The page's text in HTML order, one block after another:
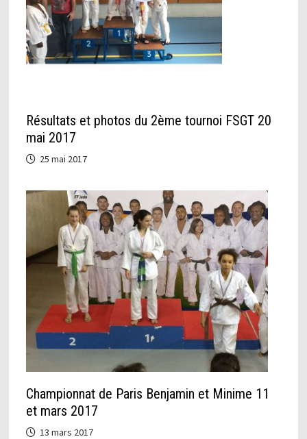
Résultats et photos du 2ème tournoi FSGT 20
mai 2017
25 mai 2017
Championnat de Paris Benjamin et Minime 11
et mars 2017
13 mars 2017